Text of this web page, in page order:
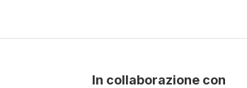
In collaborazione con